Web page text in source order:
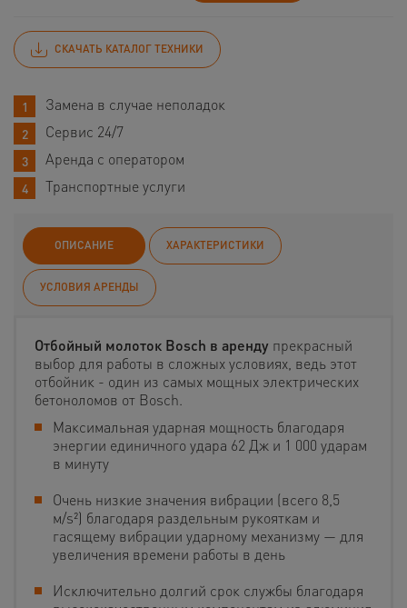
СКАЧАТЬ КАТАЛОГ ТЕХНИКИ
Замена в случае неполадок
Сервис 24/7
Аренда с оператором
Транспортные услуги
ОПИСАНИЕ ХАРАКТЕРИСТИКИ
УСЛОВИЯ АРЕНДЫ
Отбойный молоток Bosch в аренду прекрасный
выбор для работы в сложных условиях, ведь этот
отбойник - один из самых мощных электрических
бетоноломов от Bosch.
Максимальная ударная мощность благодаря
энергии единичного удара 62 Дж и 1 000 ударам
в минуту
Очень низкие значения вибрации (всего 8,5
м/s²) благодаря раздельным рукояткам и
гасящему вибрации ударному механизму — для
увеличения времени работы в день
Исключительно долгий срок службы благодаря